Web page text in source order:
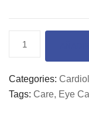
Categories:
Tags: Care, Eye